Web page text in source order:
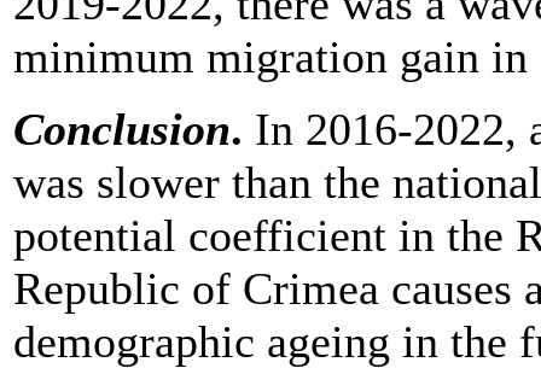
minimum migration gain in
Conclusion. In 2016-2022,
was slower than the
potential coefficient in the
Republic of Crimea causes
demographic ageing in the